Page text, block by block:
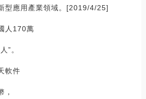
型應用產業領域。[2019/4/25]
人170萬
”。
軟件
，